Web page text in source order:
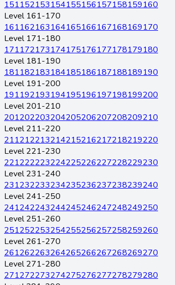
151152153154155156157158159160
Level 161-170
161162163164165166167168169170
Level 171-180
171172173174175176177178179180
Level 181-190
181182183184185186187188189190
Level 191-200
191192193194195196197198199200
Level 201-210
201202203204205206207208209210
Level 211-220
211212213214215216217218219220
Level 221-230
221222223224225226227228229230
Level 231-240
231232233234235236237238239240
Level 241-250
241242243244245246247248249250
Level 251-260
251252253254255256257258259260
Level 261-270
261262263264265266267268269270
Level 271-280
271272273274275276277278279280